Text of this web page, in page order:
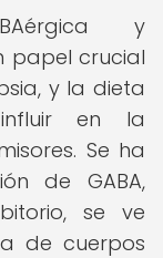
y
papel crucial
y la dieta
en la
Se ha
de GABA,
se ve
de cuerpos